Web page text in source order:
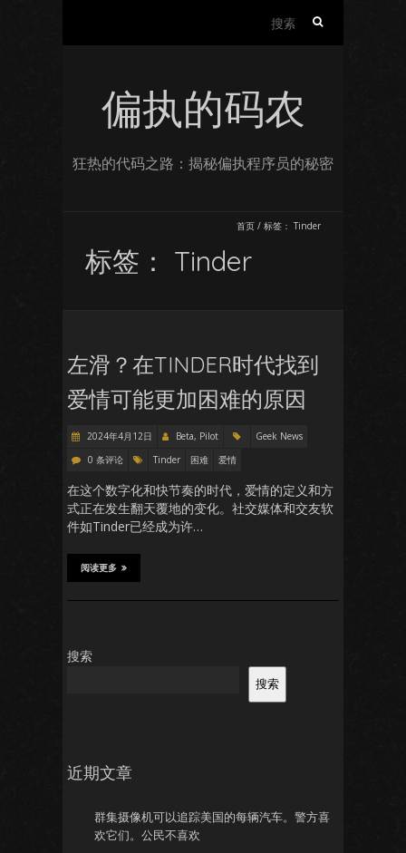
偏执的码农
狂热的代码之路：揭秘偏执程序员的秘密
首页 / 标签： Tinder
标签： Tinder
左滑？在TINDER时代找到
爱情可能更加困难的原因
2024年4月12日 Beta, Pilot
Geek News
0 条评论
Tinder 困难 爱情
在这个数字化和快节奏的时代，爱情的定义和方
式正在发生翻天覆地的变化。社交媒体和交友软
件如Tinder已经成为许…
阅读更多
搜索
搜索
近期文章
群集摄像机可以追踪美国的每辆汽车。警方喜
欢它们。公民不喜欢